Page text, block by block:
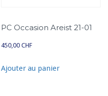
PC Occasion Areist 21-01
450,00CHF
Ajouter au panier